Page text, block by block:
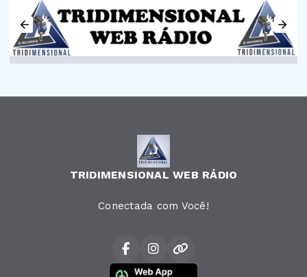
TRIDIMENSIONAL WEB RÁDIO
Conectada com Você!